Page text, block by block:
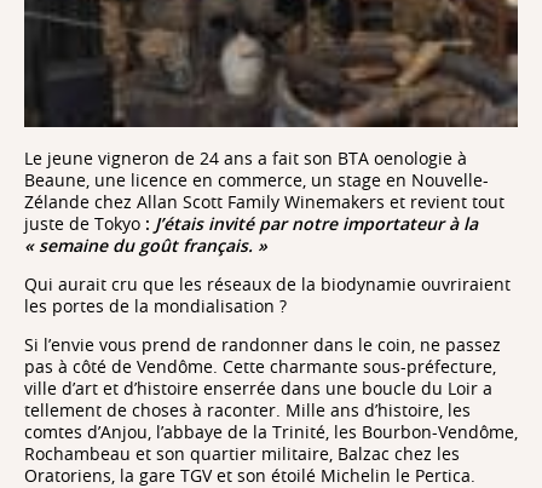
Le jeune vigneron de 24 ans a fait son BTA oenologie à
Beaune, une licence en commerce, un stage en Nouvelle-
Zélande chez Allan Scott Family Winemakers et revient tout
juste de Tokyo : J’étais invité par notre importateur à la
« semaine du goût français. »
Qui aurait cru que les réseaux de la biodynamie ouvriraient
les portes de la mondialisation ?
Si l’envie vous prend de randonner dans le coin, ne passez
pas à côté de Vendôme. Cette charmante sous-préfecture,
ville d’art et d’histoire enserrée dans une boucle du Loir a
tellement de choses à raconter. Mille ans d’histoire, les
comtes d’Anjou, l’abbaye de la Trinité, les Bourbon-Vendôme,
Rochambeau et son quartier militaire, Balzac chez les
Oratoriens, la gare TGV et son étoilé Michelin le Pertica.